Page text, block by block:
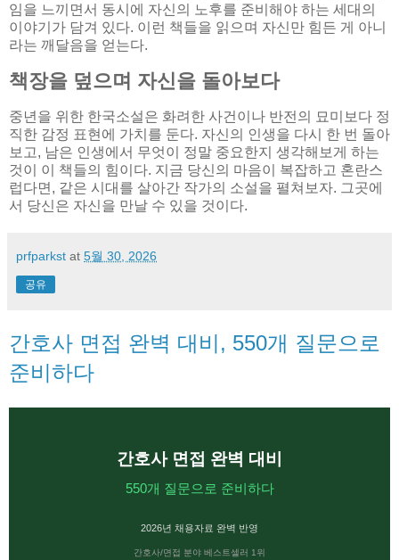
임을 느끼면서 동시에 자신의 노후를 준비해야 하는 세대의
이야기가 담겨 있다. 이런 책들을 읽으며 자신만 힘든 게 아니
라는 깨달음을 얻는다.
책장을 덮으며 자신을 돌아보다
중년을 위한 한국소설은 화려한 사건이나 반전의 묘미보다 정
직한 감정 표현에 가치를 둔다. 자신의 인생을 다시 한 번 돌아
보고, 남은 인생에서 무엇이 정말 중요한지 생각해보게 하는
것이 이 책들의 힘이다. 지금 당신의 마음이 복잡하고 혼란스
럽다면, 같은 시대를 살아간 작가의 소설을 펼쳐보자. 그곳에
서 당신은 자신을 만날 수 있을 것이다.
prfparkst at 5월 30, 2026
공유
간호사 면접 완벽 대비, 550개 질문으로
준비하다
간호사 면접 완벽 대비
550개 질문으로 준비하다
2026년 채용자료 완벽 반영
간호사/면접 분야 베스트셀러 1위